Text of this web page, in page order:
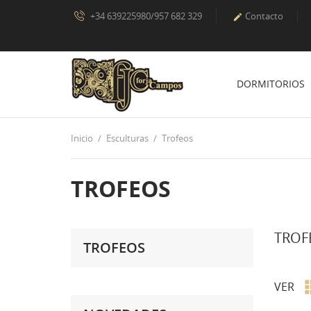
+34 639225980/957 682 329  Contacto
DORMITORIOS
Inicio Esculturas Trofeos
TROFEOS
TROFEOS
VER